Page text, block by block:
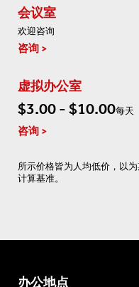
会议室
欢迎咨询
咨询
虚拟办公室
$3.00 - $10.00每天
咨询
所示价格皆为人均低价，以
计算基准。
办公地点